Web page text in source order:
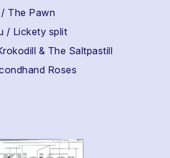
The Pawn
/ Lickety split
& The Saltpastill
Roses